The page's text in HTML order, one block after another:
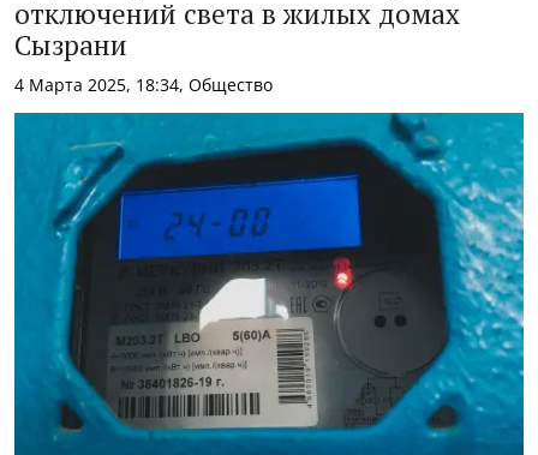
отключений света в жилых домах
Сызрани
4 Марта 2025, 18:34, Общество